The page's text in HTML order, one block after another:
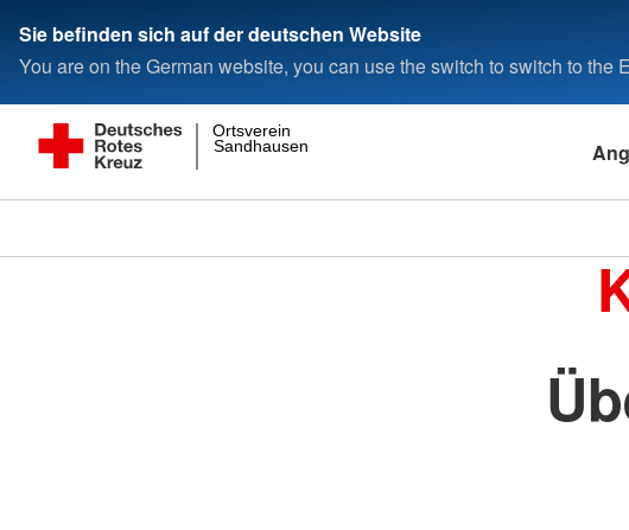
Sie befinden sich auf der deutschen Website
You are on the German website, you can use the switch to switch to the
Sandhausen
Ortsverein